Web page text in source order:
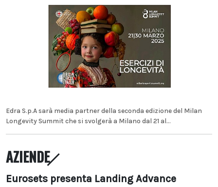
Edra S.p.A sarà media partner della seconda edizione del Milan
Longevity Summit che si svolgerà a Milano dal 21 al...
AZIENDE
Eurosets presenta Landing Advance